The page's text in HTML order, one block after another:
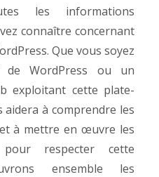
les informations
connaître concernant
Que vous soyez
WordPress ou un
exploitant cette plate-
à comprendre les
à mettre en œuvre les
pour respecter cette
ensemble les